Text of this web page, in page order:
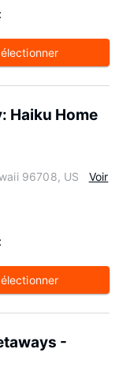
Haiku Home
96708, US
Voir
-